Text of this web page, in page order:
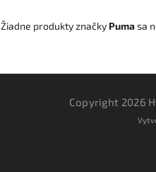
Žiadne produkty značky Pumasa
Copyright 2026